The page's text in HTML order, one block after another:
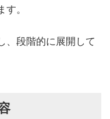
。
、段階的に展開して